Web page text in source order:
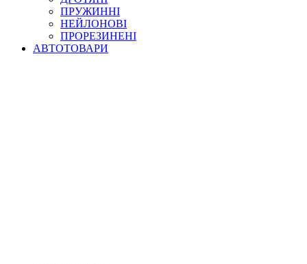
ПРУЖИННІ
НЕЙЛОНОВІ
ПРОРЕЗИНЕНІ
АВТОТОВАРИ